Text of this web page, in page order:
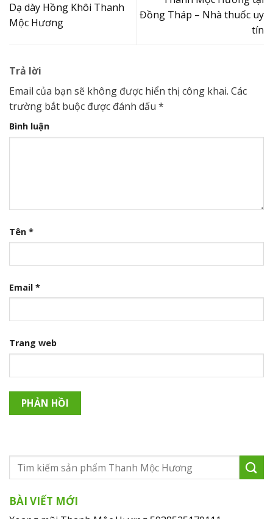
Dạ dày Hồng Khôi Thanh
Mộc Hương
Đồng Tháp – Nhà thuốc uy
tín
Trả lời
Email của bạn sẽ không được hiển thị công khai. Các
trường bắt buộc được đánh dấu *
Bình luận
Tên *
Email *
Trang web
BÀI VIẾT MỚI